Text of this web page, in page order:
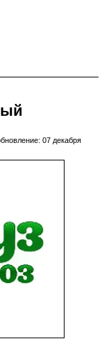
07 декабря